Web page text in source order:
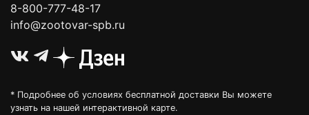
8-800-777-48-17
info@zootovar-spb.ru
* Подробнее об условиях бесплатной доставки Вы можете
узнать на нашей интерактивной карте.